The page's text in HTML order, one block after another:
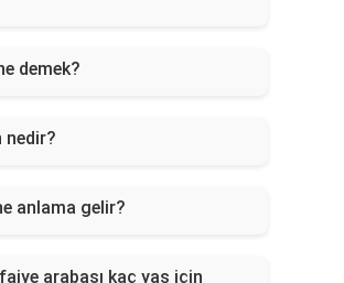
demek?
nedir?
anlama gelir?
arabası kaç yaş için